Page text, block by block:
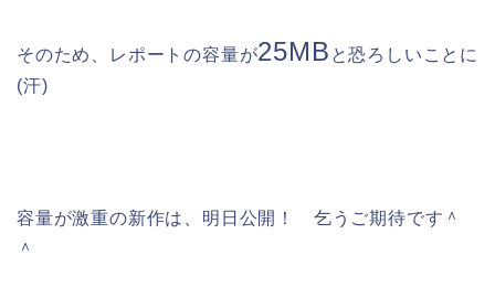
そのため、レポートの容量が25MB と恐ろしいことに
(汗)
容量が激重の新作は、明日公開！ 乞うご期待です＾
＾